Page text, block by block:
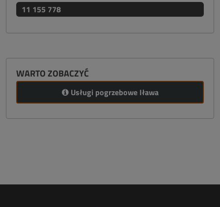
11 155 778
WARTO ZOBACZYĆ
Usługi pogrzebowe Iława